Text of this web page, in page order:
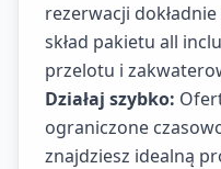
rezerwacji
skład pakietu all
przelotu i
Działaj szybko:
ograniczone
znajdziesz idealną